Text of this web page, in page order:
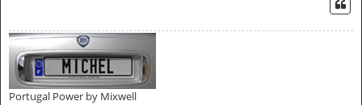
Portugal Power by Mixwell